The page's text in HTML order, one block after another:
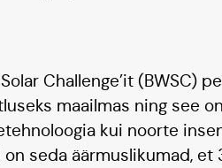
Challenge’it (BWSC)
maailmas ning see
kui noorte
seda äärmuslikumad,